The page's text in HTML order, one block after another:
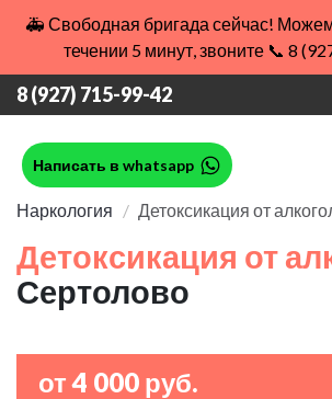
🚑 Свободная бригада сейчас!
течении 5 минут, звоните 📞 8
8 (927) 715-99-42
Написать в whatsapp
Наркология Детоксикация от
Детоксикация от
Сертолово
от 4 000 руб.